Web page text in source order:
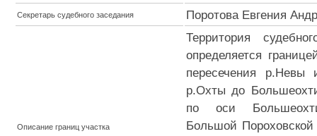
Секретарь судебного заседания Поротова Евгения
Описание границ участка
Территория
определяется
пересечения
р.Охты до
по оси
Большой